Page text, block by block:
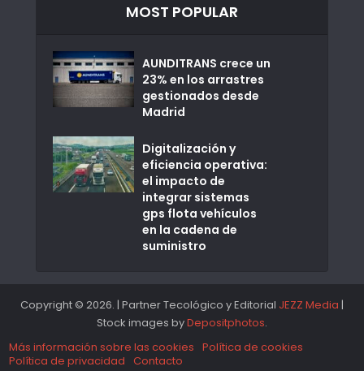
MOST POPULAR
AUNDITRANS crece un
23% en los arrastres
gestionados desde
Madrid
Digitalización y
eficiencia operativa:
el impacto de
integrar sistemas
gps flota vehículos
en la cadena de
suministro
Copyright © 2026. | Partner Tecológico y Editorial JEZZ Media |
Stock images byDepositphotos.
Más información sobre las cookies Política de cookies
Política de privacidad Contacto